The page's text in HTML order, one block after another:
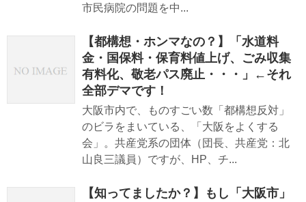
市民病院の問題を中...
【都構想・ホンマなの？】「水道料
金・国保料・保育料値上げ、ごみ収集
有料化、敬老パス廃止・・・」←それ
全部デマです！
大阪市内で、ものすごい数「都構想反対」
のビラをまいている、「大阪をよくする
会」。共産党系の団体（団長、共産党：北
山良三議員）ですが、HP、チ...
【知ってましたか？】もし「大阪市」